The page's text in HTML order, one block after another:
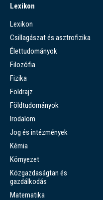
Lexikon
Lexikon
Csillagászat és asztrofizika
Élettudományok
Filozófia
Fizika
Földrajz
Földtudományok
Irodalom
Jog és intézmények
Kémia
Környezet
Közgazdaságtan és
gazdálkodás
Matematika